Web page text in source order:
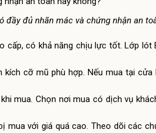
đầy đủ nhãn mác và chứng nhận an
có khả năng chịu lực tốt. Lớp lót
cỡ mũ phù hợp. Nếu mua tại
mua. Chọn nơi mua có dịch vụ
mua với giá quá cao. Theo dõi các